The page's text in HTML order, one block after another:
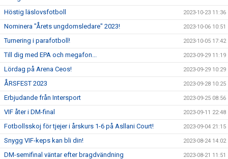
Höstig läslovsfotboll 2023-10-23 11:36
Nominera "Årets ungdomsledare" 2023! 2023-10-06 10:51
Turnering i parafotboll! 2023-10-05 17:42
Till dig med EPA och megafon... 2023-09-29 11:19
Lördag på Arena Ceos! 2023-09-29 10:29
ÅRSFEST 2023 2023-09-28 10:25
Erbjudande från Intersport 2023-09-25 08:56
VIF åter i DM-final 2023-09-11 22:48
Fotbollsskoj för tjejer i årskurs 1-6 på Asllani Court! 2023-09-04 21:15
Snygg VIF-keps kan bli din! 2023-08-24 14:02
DM-semifinal väntar efter bragdvändning 2023-08-21 11:51